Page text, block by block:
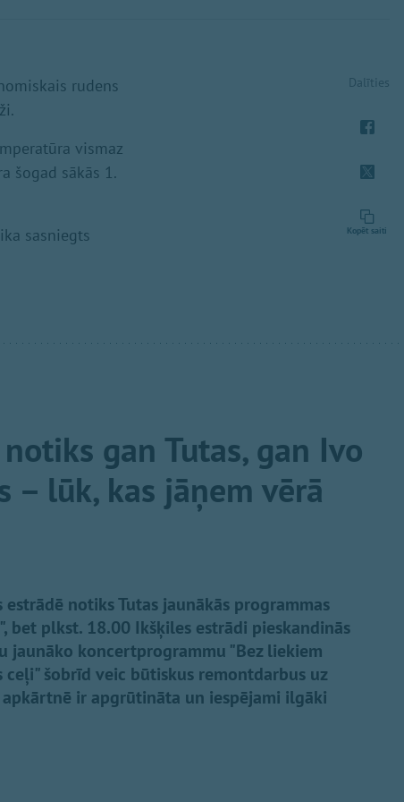
rudens
vismaz
šogad sākās 1.
sasniegts
Dalīties
Kopēt saiti
gan Tutas, gan Ivo
– lūk, kas jāņem vērā
notiks Tutas jaunākās programmas
bet plkst. 18.00 Ikšķiles estrādi pieskandinās
jaunāko koncertprogrammu "Bez liekiem
ceļi" šobrīd veic būtiskus remontdarbus uz
ir apgrūtināta un iespējami ilgāki